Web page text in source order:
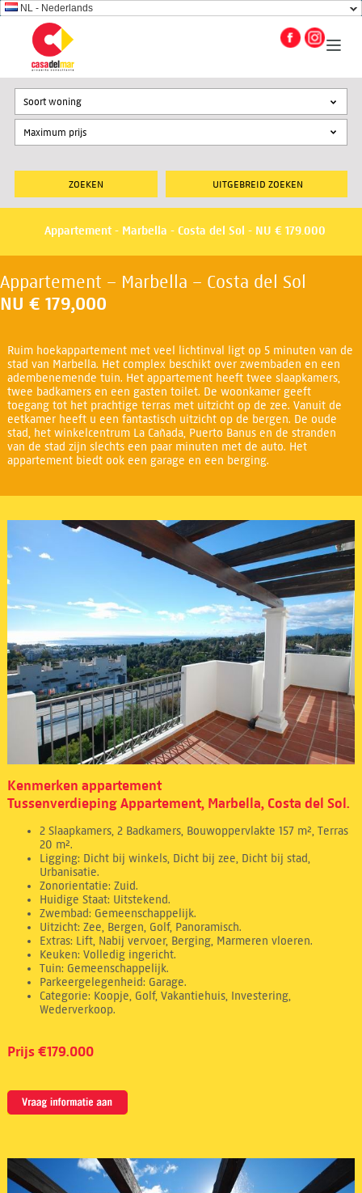
NL - Nederlands
UITGEBREID ZOEKEN
Soort woning
Appartement - Marbella - Costa del Sol - NU € 179.000
Appartement – Marbella – Costa del Sol
NU € 179,000
Ruim hoekappartement met veel lichtinval ligt op 5 minuten van de
stad van Marbella. Het complex beschikt over zwembaden en een
adembenemende tuin. Het appartement heeft twee slaapkamers,
twee badkamers en een gasten toilet. De woonkamer geeft
toegang tot het prachtige terras met uitzicht op de zee. Vanuit de
eetkamer heeft u een fantastisch uitzicht op de bergen. De oude
stad, het winkelcentrum La Cañada, Puerto Banus en de stranden
van de stad zijn slechts een paar minuten met de auto. Het
appartement biedt ook een garage en een berging.
Kenmerken appartement
Tussenverdieping Appartement, Marbella, Costa del Sol.
2 Slaapkamers, 2 Badkamers, Bouwoppervlakte 157 m², Terras
20 m².
Ligging: Dicht bij winkels, Dicht bij zee, Dicht bij stad,
Urbanisatie.
Zonorientatie: Zuid.
Huidige Staat: Uitstekend.
Zwembad: Gemeenschappelijk.
Uitzicht: Zee, Bergen, Golf, Panoramisch.
Extras: Lift, Nabij vervoer, Berging, Marmeren vloeren.
Keuken: Volledig ingericht.
Tuin: Gemeenschappelijk.
Parkeergelegenheid: Garage.
Categorie: Koopje, Golf, Vakantiehuis, Investering,
Wederverkoop.
Prijs €179.000